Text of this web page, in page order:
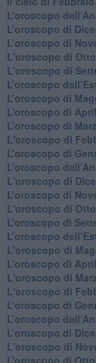
​L’oroscopo
​L’oroscopo di
​L’oroscopo di
L'oroscopo di
L'oroscopo di
L’oroscopo
​L’oroscopo di
​L’oroscopo di
L’oroscopo di
L'oroscopo di
​L’oroscopo di
​L’oroscopo
L'oroscopo di
L’oroscopo di
L'oroscopo di
​L’oroscopo di
​L’oroscopo
L'oroscopo di
​L’oroscopo di
L'oroscopo di
L'oroscopo di
​L’oroscopo di
​L’oroscopo
​L’oroscopo di
L'oroscopo di